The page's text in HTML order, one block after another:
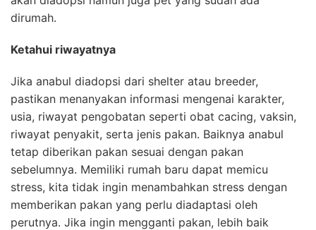
dirumah.
Ketahui riwayatnya
Jika anabul diadopsi dari shelter atau breeder,
pastikan menanyakan informasi mengenai karakter,
usia, riwayat pengobatan seperti obat cacing, vaksin,
riwayat penyakit, serta jenis pakan. Baiknya anabul
tetap diberikan pakan sesuai dengan pakan
sebelumnya. Memiliki rumah baru dapat memicu
stress, kita tidak ingin menambahkan stress dengan
memberikan pakan yang perlu diadaptasi oleh
perutnya. Jika ingin mengganti pakan, lebih baik